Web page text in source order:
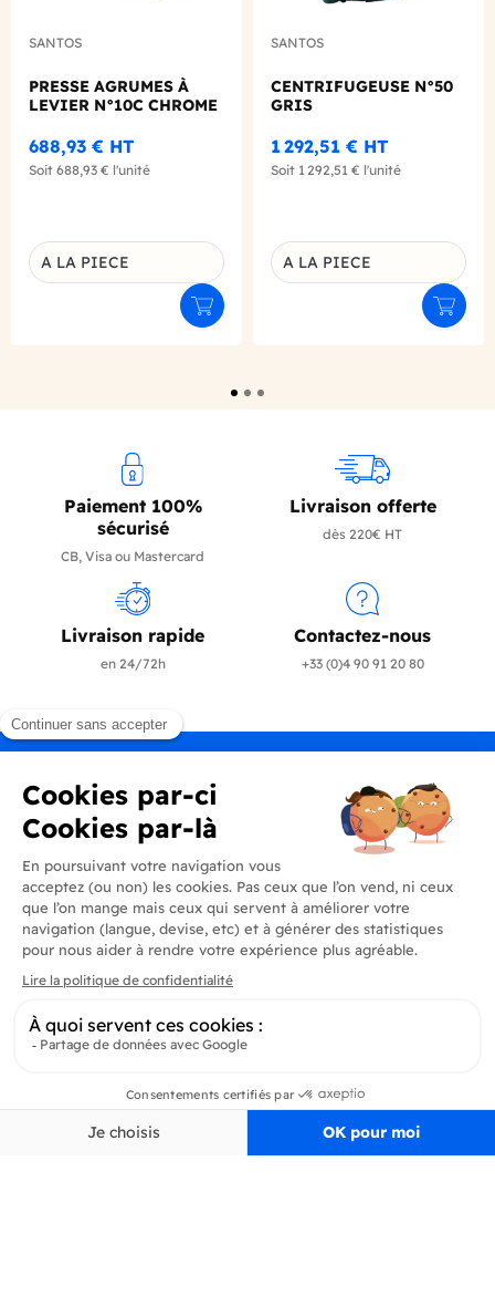
SANTOS
PRESSE AGRUMES À
LEVIER N°10C CHROME
688,93 € HT
Soit 688,93 € l'unité
Déclinaison du produit
A LA PIECE
Ajouter au panier
SANTOS
CENTRIFUGEUSE N°50
GRIS
1 292,51 € HT
Soit 1 292,51 € l'unité
Déclinaison du produit
A LA PIECE
Paiement 100%
sécurisé
CB, Visa ou Mastercard
Livraison offerte
dès 220€ HT
Livraison rapide
en 24/72h
Contactez-nous
+33 (0)4 90 91 20 80
Produits
En savoir plus